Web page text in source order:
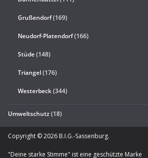
Grußendorf(169)
Neudorf-Platendorf(166)
Stüde(148)
Triangel(176)
Westerbeck(344)
Umweltschutz(18)
Copyright © 2026 B.I.G.-Sassenburg.
"Deine starke Stimme" ist eine geschützte Marke